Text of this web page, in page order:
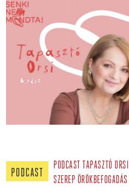
PODCAST
PODCAST TAPASZTÓ ORSI
SZEREP ÖRÖKBEFOGADÁS